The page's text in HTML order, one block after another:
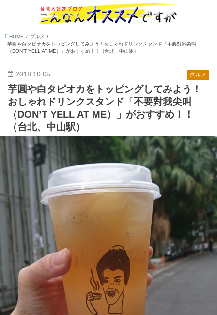
HOME
グルメ
芋圓や白タピオカをトッピングしてみよう！おしゃれドリンクスタンド「不要對我尖叫
（DON’T YELL AT ME）」がおすすめ！！（台北、中山駅）
グルメ
2018.10.05
芋圓や白タピオカをトッピングしてみよう！
おしゃれドリンクスタンド「不要對我尖叫
（DON’T YELL AT ME）」がおすすめ！！
（台北、中山駅）